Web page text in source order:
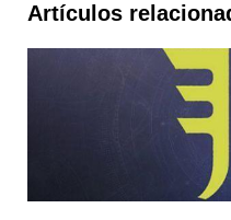
Artículos